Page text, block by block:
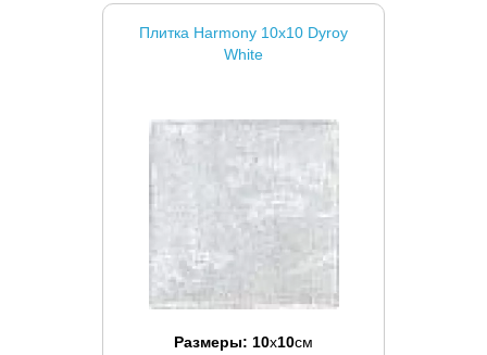
Плитка Harmony 10x10 Dyroy
White
Размеры: 10x10см